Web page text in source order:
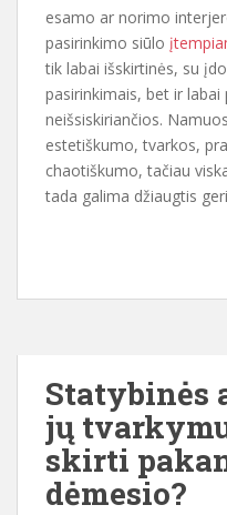
esamo ar norimo
pasirinkimo siūlo
tik labai išskirtinės, su
pasirinkimais, bet ir
neišsiskiriančios.
estetiškumo, tvarkos,
chaotiškumo, tačiau
tada galima džiaugtis
Statybinės
jų
skirti
dėmesio?